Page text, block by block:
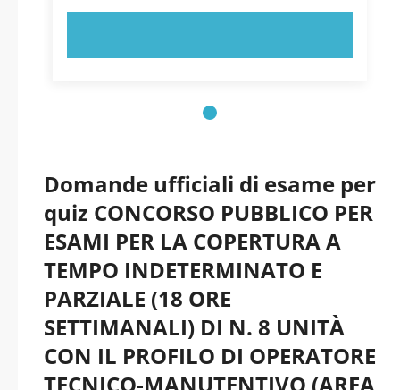
Domande ufficiali di esame per
quiz CONCORSO PUBBLICO PER
ESAMI PER LA COPERTURA A
TEMPO INDETERMINATO E
PARZIALE (18 ORE
SETTIMANALI) DI N. 8 UNITÀ
CON IL PROFILO DI OPERATORE